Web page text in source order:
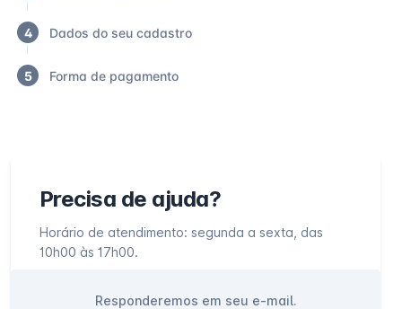
4 Dados do seu cadastro
5 Forma de pagamento
Precisa de ajuda?
Horário de atendimento: segunda a sexta, das
10h00 às 17h00.
Responderemos em seu e-mail.